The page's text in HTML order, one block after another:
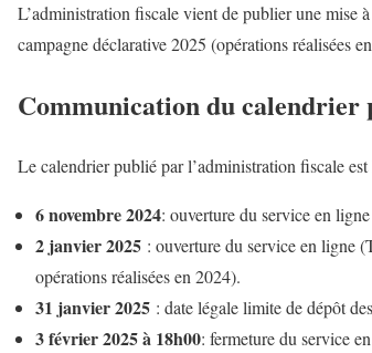
L’administration fiscale vient de publier une mise
campagne déclarative 2025 (opérations réalisées
Communication du calendrier
Le calendrier publié par l’administration fiscale
6 novembre 2024: ouverture du service en
2 janvier 2025 : ouverture du service en ligne
opérations réalisées en 2024).
31 janvier 2025 : date légale limite de dépôt
3 février 2025 à 18h00: fermeture du service